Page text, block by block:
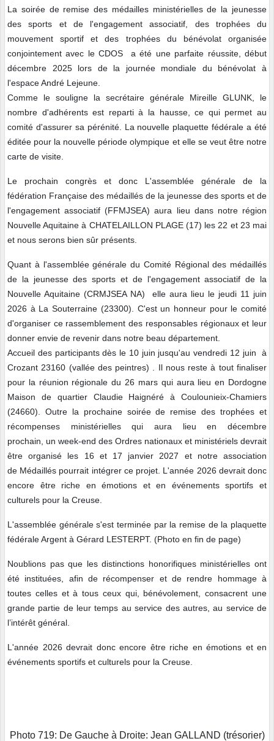
La soirée de remise des médailles ministérielles de la jeunesse
des sports et de l'engagement associatif, des trophées du
mouvement sportif et des trophées du bénévolat organisée
conjointement avec le CDOS a été une parfaite réussite, début
décembre 2025 lors de la journée mondiale du bénévolat à
l'espace André Lejeune.
Comme le souligne la secrétaire générale Mireille GLUNK, le
nombre d'adhérents est reparti à la hausse, ce qui permet au
comité d'assurer sa pérénité. La nouvelle plaquette fédérale a été
éditée pour la nouvelle période olympique et elle se veut être notre
carte de visite.
Le prochain congrès et donc L'assemblée générale de la
fédération Française des médaillés de la jeunesse des sports et de
l'engagement associatif (FFMJSEA) aura lieu dans notre région
Nouvelle Aquitaine à CHATELAILLON PLAGE (17) les 22 et 23 mai
et nous serons bien sûr présents.
Quant à l'assemblée générale du Comité Régional des médaillés
de la jeunesse des sports et de l'engagement associatif de la
Nouvelle Aquitaine (CRMJSEA NA) elle aura lieu le jeudi 11 juin
2026 à La Souterraine (23300). C'est un honneur pour le comité
d'organiser ce rassemblement des responsables régionaux et leur
donner envie de revenir dans notre beau département.
Accueil des participants dès le 10 juin jusqu'au vendredi 12 juin à
Crozant 23160 (vallée des peintres) . Il nous reste à tout finaliser
pour la réunion régionale du 26 mars qui aura lieu en Dordogne
Maison de quartier Claudie Haignéré à Coulounieix-Chamiers
(24660). Outre la prochaine soirée de remise des trophées et
récompenses ministérielles qui aura lieu en décembre
prochain, un week-end des Ordres nationaux et ministériels devrait
être organisé les 16 et 17 janvier 2027 et notre association
de Médaillés pourrait intégrer ce projet. L'année 2026 devrait donc
encore être riche en émotions et en événements sportifs et
culturels pour la Creuse.
L'assemblée générale s'est terminée par la remise de la plaquette
fédérale Argent à Gérard LESTERPT. (Photo en fin de page)
Noublions pas que les distinctions honorifiques ministérielles ont
été instituées, afin de récompenser et de rendre hommage à
toutes celles et à tous ceux qui, bénévolement, consacrent une
grande partie de leur temps au service des autres, au service de
l’intérêt général.
L'année 2026 devrait donc encore être riche en émotions et en
événements sportifs et culturels pour la Creuse.
Photo 719: De Gauche à Droite: Jean GALLAND (trésorier)